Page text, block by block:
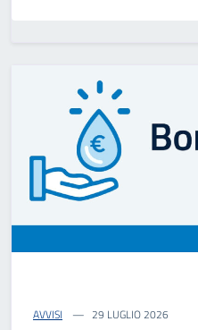
AVVISI 29 LUGLIO 2026